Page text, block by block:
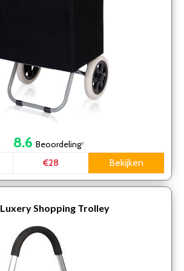
8.6 Beoordeling*
€28 Bekijken
Luxery Shopping Trolley